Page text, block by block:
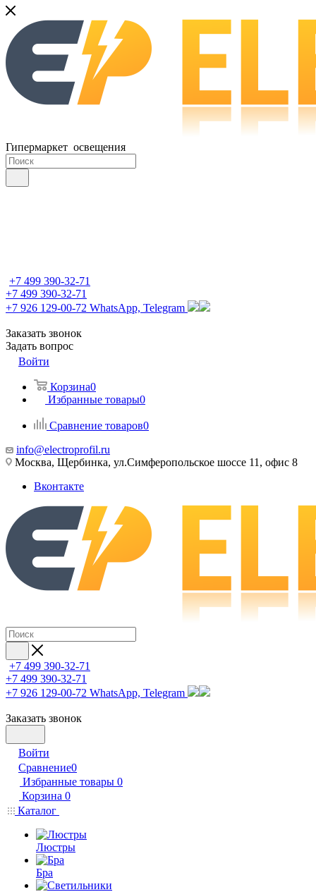
Гипермаркет освещения
+7 499 390-32-71
+7 499 390-32-71
+7 926 129-00-72 WhatsApp, Telegram
Заказать звонок
Задать вопрос
Войти
Корзина0
Избранные товары0
Сравнение товаров0
info@electroprofil.ru
Москва, Щербинка, ул.Симферопольское шоссе 11, офис 8
Вконтакте
+7 499 390-32-71
+7 499 390-32-71
+7 926 129-00-72 WhatsApp, Telegram
Заказать звонок
Войти
Сравнение0
Избранные товары 0
Корзина 0
Каталог
Люстры
Бра